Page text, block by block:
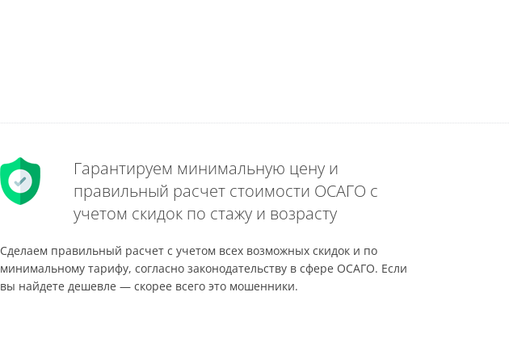
Гарантируем минимальную цену и
правильный расчет стоимости ОСАГО с
учетом скидок по стажу и возрасту
Сделаем правильный расчет с учетом всех возможных скидок и по
минимальному тарифу, согласно законодательству в сфере ОСАГО. Если
вы найдете дешевле — скорее всего это мошенники.